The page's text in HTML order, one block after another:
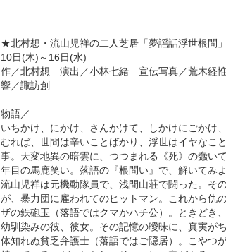
★北村想・流山児祥の二人芝居「夢謡話浮世根
10日(木)～16日(水)
作／北村想 演出／小林七緒 宣伝写真／荒木
響／諏訪創
物語／
いちかけ、にかけ、さんかけて、しかけにごかけ
むれば、世間は辛いことばかり、浮世はイヤなこ
事。天変地異の暗雲に、つつまれる《死》の蠢い
年目の馬鹿笑い。落語の『根問い』で、解いてみ
流山児祥は元機動隊員で、浅間山荘で闘った。そ
が、暴力団に雇われてのヒットマン。これから仇
ザの鉄砲玉（落語ではクマかハチ公）。ときどき
幼馴染みの彼、彼女。その記憶の曖昧に、真実が
体知れぬ貧乏弁護士（落語ではご隠居）。こやつ